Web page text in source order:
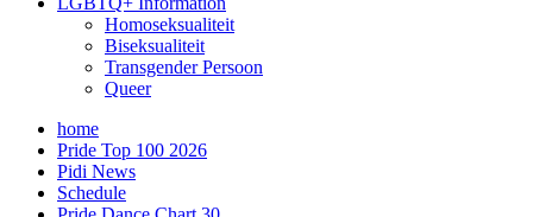
Homoseksualiteit
Biseksualiteit
Transgender Persoon
Queer
home
Pride Top 100 2026
Pidi News
Schedule